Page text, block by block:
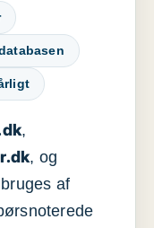
,
, og
bruges af